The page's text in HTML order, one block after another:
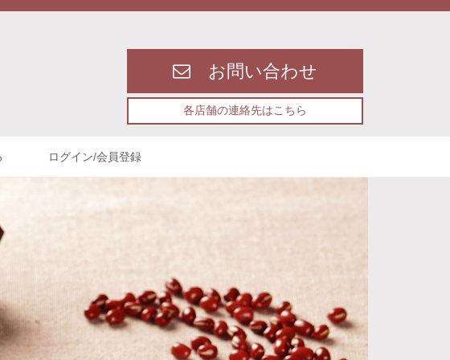
お問い合わせ
各店舗の連絡先はこちら
ログイン/会員登録